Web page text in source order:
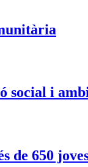
social i
de 650